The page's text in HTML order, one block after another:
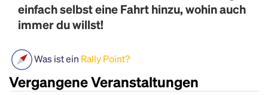
einfach selbst eine Fahrt hinzu, wohin auch
immer du willst!
Was ist ein Rally Point?
Vergangene Veranstaltungen